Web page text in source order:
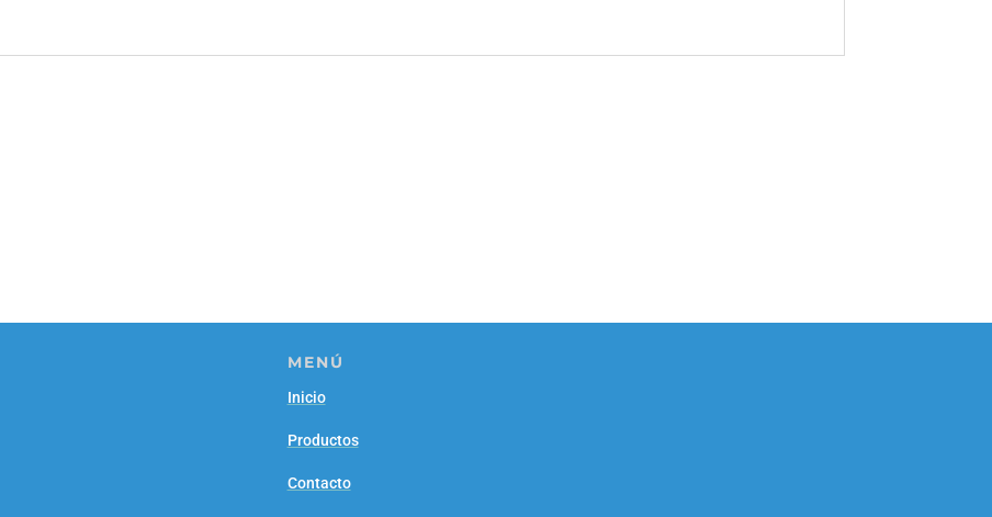
MENÚ
Inicio
Productos
Contacto